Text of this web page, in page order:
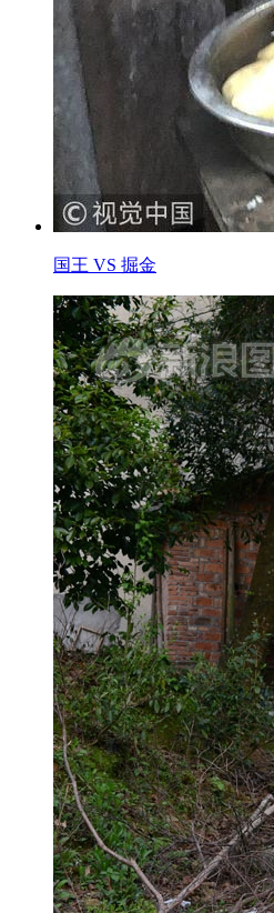
国王 VS 掘金